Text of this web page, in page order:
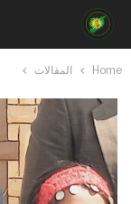
Home المقالات